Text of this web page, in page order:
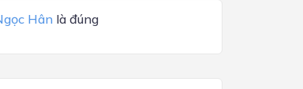
Hân là đúng